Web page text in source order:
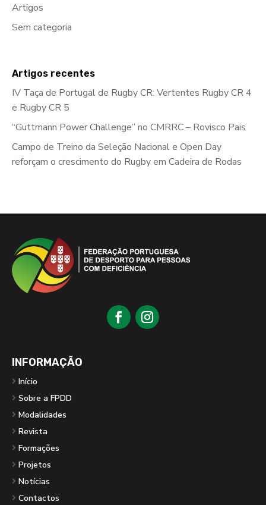
Artigos
Sem categoria
Artigos recentes
IV Taça de Portugal de Rugby CR: Vertentes Rugby CR 4
e Rugby CR 5
“Guttmann Power Challenge” no CMRRC – Rovisco Pais
Campo de Treino da Seleção Nacional e Open Day
reforçam o crescimento do Rugby em Cadeira de Rodas
INFORMAÇÃO
Início
Sobre a FPDD
Modalidades
Revista
Formações
Projetos
Notícias
Contactos